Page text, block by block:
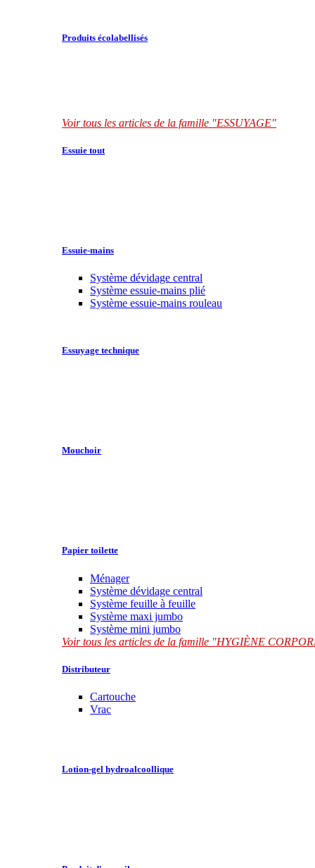
Produits écolabellisés
Voir tous les articles de la famille "ESSUYAGE"
Essuie tout
Essuie-mains
Système dévidage central
Système essuie-mains plié
Système essuie-mains rouleau
Essuyage technique
Mouchoir
Papier toilette
Ménager
Système dévidage central
Système feuille à feuille
Système maxi jumbo
Système mini jumbo
Voir tous les articles de la famille "HYGIÈNE
Distributeur
Cartouche
Vrac
Lotion-gel hydroalcoollique